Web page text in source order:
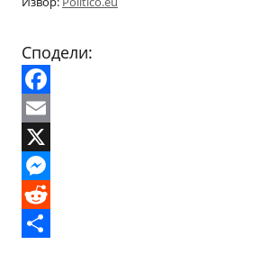
Сподели:
Facebook
Email
X
Messenger
Reddit